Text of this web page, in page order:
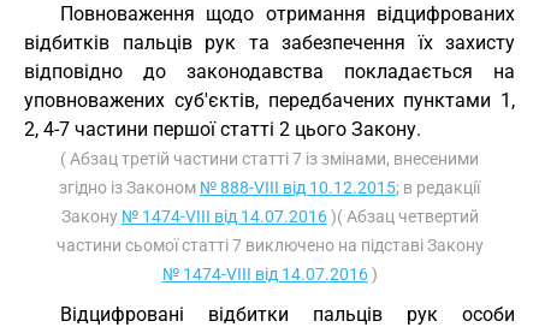
Повноваження щодо отримання відцифрованих
відбитків пальців рук та забезпечення їх захисту
відповідно до законодавства покладається на
уповноважених суб'єктів, передбачених пунктами 1,
2, 4-7 частини першої статті 2 цього Закону.
( Абзац третій частини статті 7 із змінами, внесеними
згідно із Законом № 888-VIII від 10.12.2015; в редакції
Закону № 1474-VIII від 14.07.2016)( Абзац четвертий
частини сьомої статті 7 виключено на підставі Закону
№ 1474-VIII від 14.07.2016)
Відцифровані відбитки пальців рук особи